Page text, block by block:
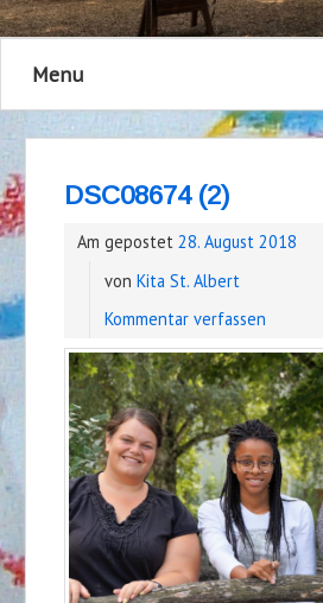
Menu
DSC08674 (2)
Am gepostet 28. August 2018
von Kita St. Albert
Kommentar verfassen